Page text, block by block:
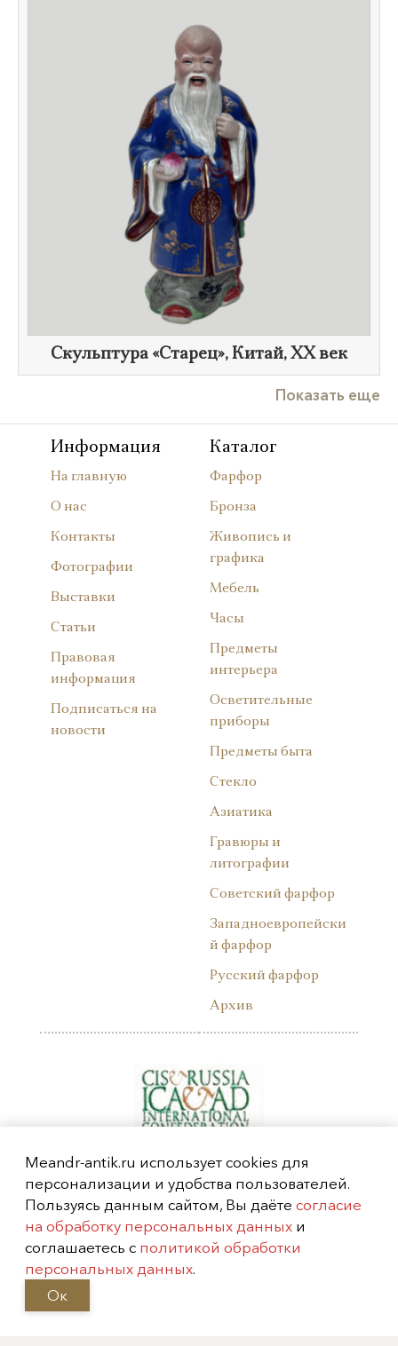
Скульптура «Старец», Китай, XX век
Показать еще
Информация
На главную
О нас
Контакты
Фотографии
Выставки
Статьи
Правовая
информация
Подписаться на
новости
Каталог
Фарфор
Бронза
Живопись и
графика
Мебель
Часы
Предметы
интерьера
Осветительные
приборы
Предметы быта
Стекло
Азиатика
Гравюры и
литографии
Советский фарфор
Западноевропейски
й фарфор
Русский фарфор
Архив
Meandr-antik.ru использует cookies для
персонализации и удобства пользователей.
Пользуясь данным сайтом, Вы даёте согласие
на обработку персональных данных и
соглашаетесь с политикой обработки
персональных данных.
Ок